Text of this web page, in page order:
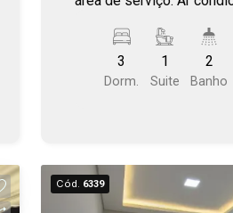
3
Dorm.
1
Suite
2
Banho
Cód. 6339